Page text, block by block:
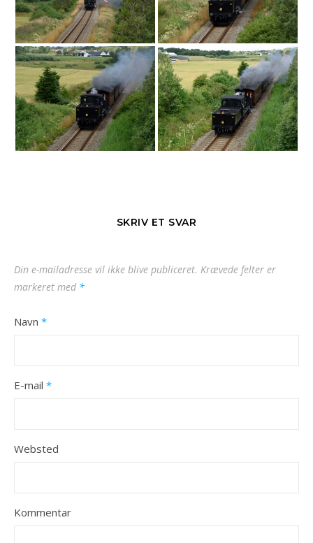
SKRIV ET SVAR
Din e-mailadresse vil ikke blive publiceret. Krævede felter er
markeret med *
Navn *
E-mail *
Websted
Kommentar